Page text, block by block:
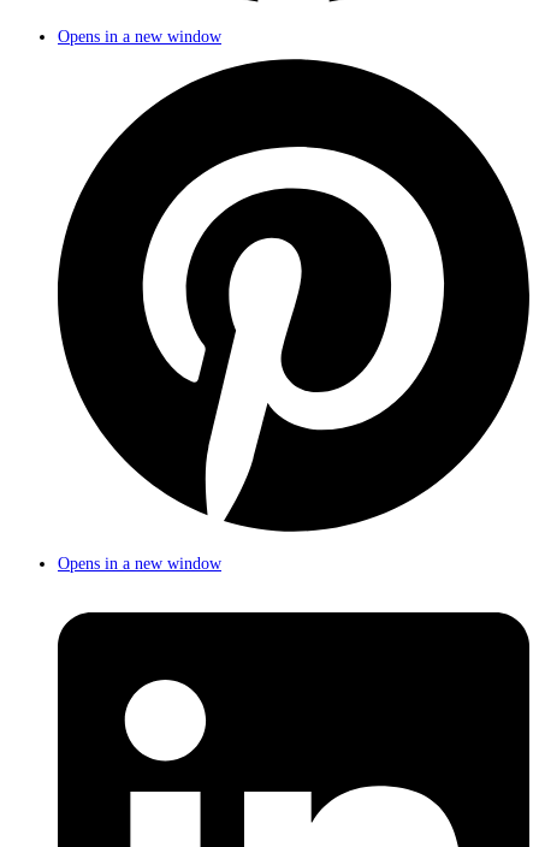
Opens in a new window
Opens in a new window